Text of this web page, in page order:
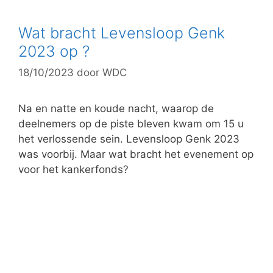
g
o
r
i
ë
n
Wat bracht Levensloop Genk
2023 op ?
18/10/2023 door WDC
Na en natte en koude nacht, waarop de
deelnemers op de piste bleven kwam om 15 u
het verlossende sein. Levensloop Genk 2023
was voorbij. Maar wat bracht het evenement op
voor het kankerfonds?